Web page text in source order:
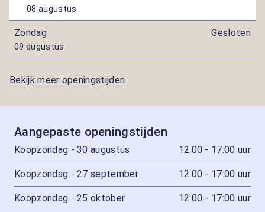
08 augustus
Zondag
09 augustus
Gesloten
Bekijk meer openingstijden
Aangepaste openingstijden
Koopzondag - 30 augustus 12:00 - 17:00 uur
Koopzondag - 27 september 12:00 - 17:00 uur
Koopzondag - 25 oktober 12:00 - 17:00 uur